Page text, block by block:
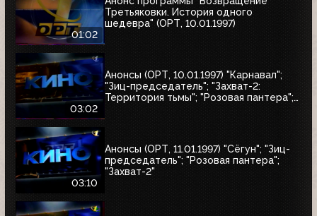
01:02
Третьяковки. История одного
шедевра" (ОРТ, 10.01.1997)
03:02
Анонсы (ОРТ, 10.01.1997) "Карнавал";
"Зиц-председатель"; "Захват-2:
Территория тьмы"; "Розовая пантера";
03:10
Анонсы (ОРТ, 11.01.1997) "Сёгун"; "Зиц-
председатель"; "Розовая пантера";
"Захват-2"